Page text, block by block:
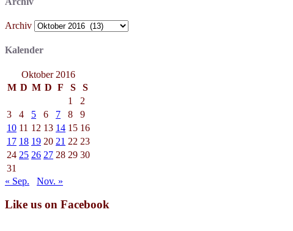
Archiv
Kalender
Oktober 2016
M D M D F S
S
1
2
3
4 5 6 7 8
9
10 11 12 13 14 15 16
17 18 19 20 21 22 23
24 25 26 27 28 29 30
31
« Sep.
Nov. »
Like us on Facebook